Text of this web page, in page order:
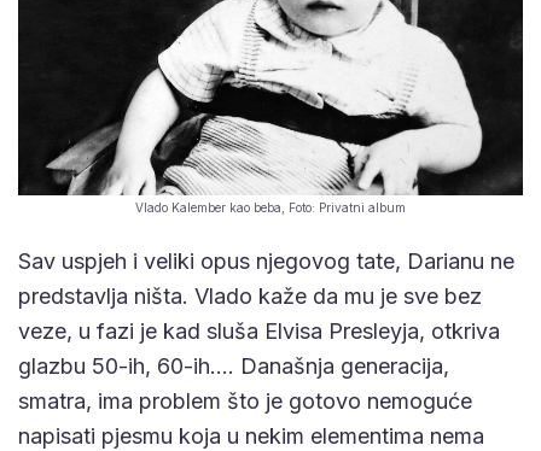
Vlado Kalember kao beba, Foto: Privatni album
Sav uspjeh i veliki opus njegovog tate, Darianu ne
predstavlja ništa. Vlado kaže da mu je sve bez
veze, u fazi je kad sluša Elvisa Presleyja, otkriva
glazbu 50-ih, 60-ih…. Današnja generacija,
smatra, ima problem što je gotovo nemoguće
napisati pjesmu koja u nekim elementima nema